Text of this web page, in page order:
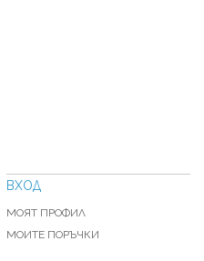
ВХОД
МОЯТ ПРОФИЛ
МОИТЕ ПОРЪЧКИ